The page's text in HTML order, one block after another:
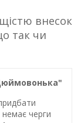
внесок
так чи
черги